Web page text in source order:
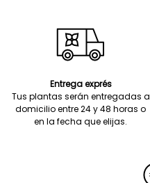
Entrega exprés
Tus plantas serán entregadas a
domicilio entre 24 y 48 horas o
en la fecha que elijas.